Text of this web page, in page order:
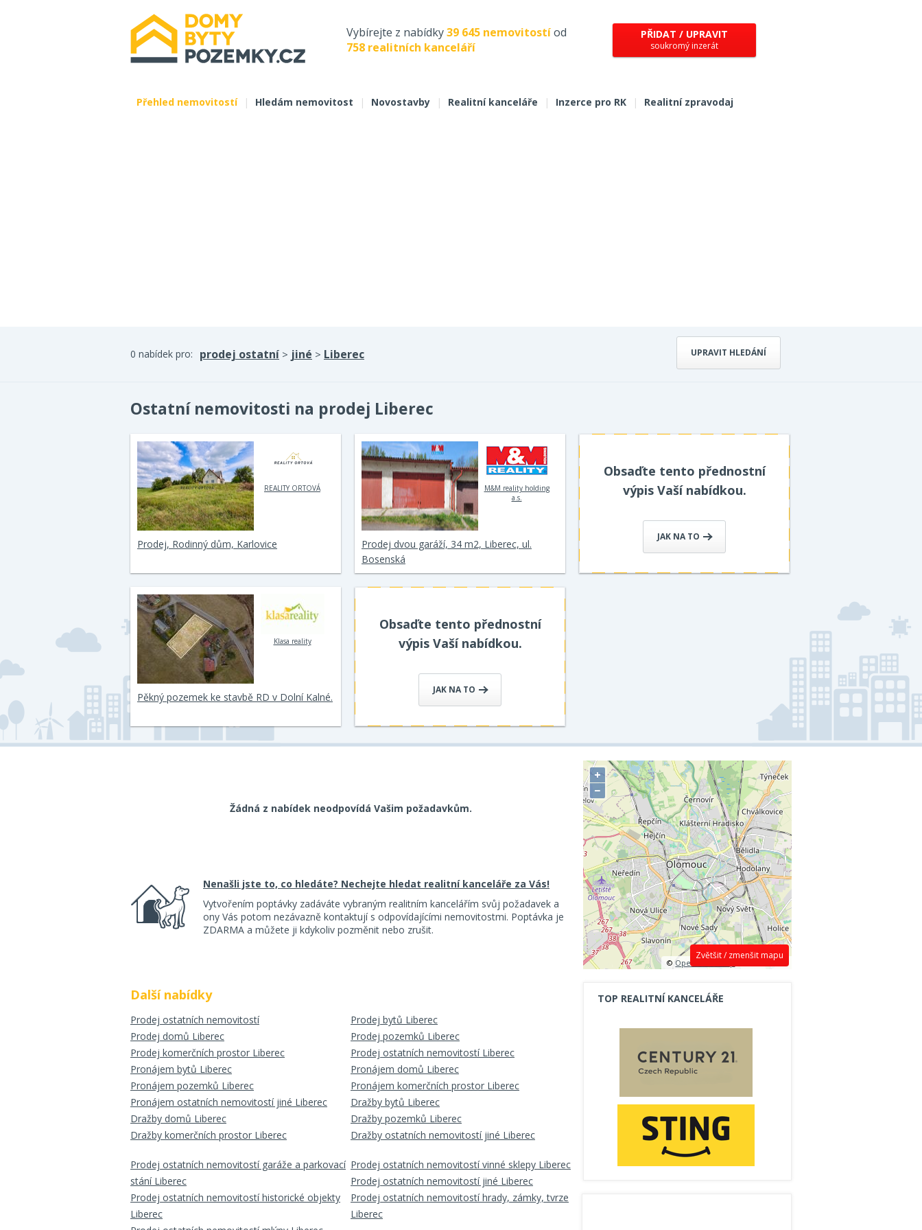
Vybírejte z nabídky39 645 nemovitostíod
758 realitních kanceláří
PŘIDAT / UPRAVIT
soukromý inzerát
Přehled nemovitostí | Hledám nemovitost | Novostavby | Realitní kanceláře | Inzerce pro RK | Realitní zpravodaj
UPRAVIT HLEDÁNÍ
0 nabídek pro: prodej ostatní > jiné > Liberec
Ostatní nemovitosti na prodej Liberec
REALITY ORTOVÁ
Prodej, Rodinný dům, Karlovice
M&M reality holding
a.s.
Prodej dvou garáží, 34 m2, Liberec, ul.
Bosenská
Obsaďte tento přednostní
výpis Vaší nabídkou.
JAK NA TO
Klasa reality
Pěkný pozemek ke stavbě RD v Dolní Kalné.
Obsaďte tento přednostní
výpis Vaší nabídkou.
JAK NA TO
Žádná z nabídek neodpovídá Vašim požadavkům.
Nenašli jste to, co hledáte? Nechejte hledat realitní kanceláře za Vás!
Vytvořením poptávky zadáváte vybraným realitním kancelářím svůj požadavek a
ony Vás potom nezávazně kontaktují s odpovídajícími nemovitostmi. Poptávka je
ZDARMA a můžete ji kdykoliv pozměnit nebo zrušit.
Další nabídky
Prodej ostatních nemovitostí
Prodej bytů Liberec
Prodej domů Liberec
Prodej pozemků Liberec
Prodej komerčních prostor Liberec
Prodej ostatních nemovitostí Liberec
Pronájem bytů Liberec
Pronájem domů Liberec
Pronájem pozemků Liberec
Pronájem komerčních prostor Liberec
Pronájem ostatních nemovitostí jiné Liberec
Dražby bytů Liberec
Dražby domů Liberec
Dražby pozemků Liberec
Dražby komerčních prostor Liberec
Dražby ostatních nemovitostí jiné Liberec
Prodej ostatních nemovitostí garáže a parkovací
stání Liberec
Prodej ostatních nemovitostí vinné sklepy Liberec
Prodej ostatních nemovitostí jiné Liberec
Prodej ostatních nemovitostí historické objekty
Liberec
Prodej ostatních nemovitostí hrady, zámky, tvrze
Liberec
Zvětšit / zmenšit mapu
+
−
©OpenStreetMap contributors.
TOP REALITNÍ KANCELÁŘE